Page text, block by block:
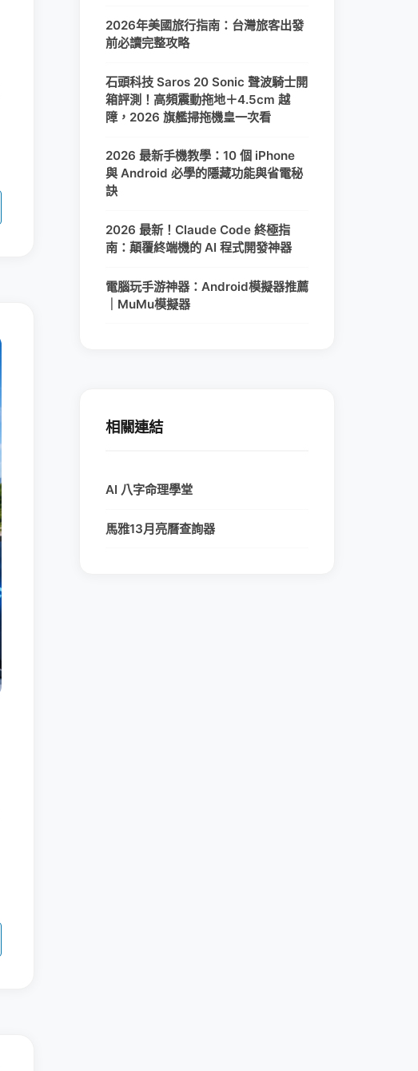
2026年美國旅行指南：台灣旅客出發
前必讀完整攻略
石頭科技 Saros 20 Sonic 聲波騎士開
箱評測！高頻震動拖地＋4.5cm 越
障，2026 旗艦掃拖機皇一次看
2026 最新手機教學：10 個 iPhone
與 Android 必學的隱藏功能與省電秘
訣
2026 最新！Claude Code 終極指
南：顛覆終端機的 AI 程式開發神器
電腦玩手游神器：Android模擬器推薦
｜MuMu模擬器
相關連結
AI 八字命理學堂
馬雅13月亮曆查詢器